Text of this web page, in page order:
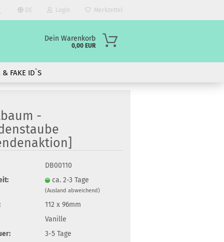
DE Login Merkzettel
Dein Warenkorb
0,00 EUR
& FAKE ID`S
-
DB00110
ca. 2-3 Tage
(Ausland abweichend)
112 x 96mm
Vanille
3-5 Tage